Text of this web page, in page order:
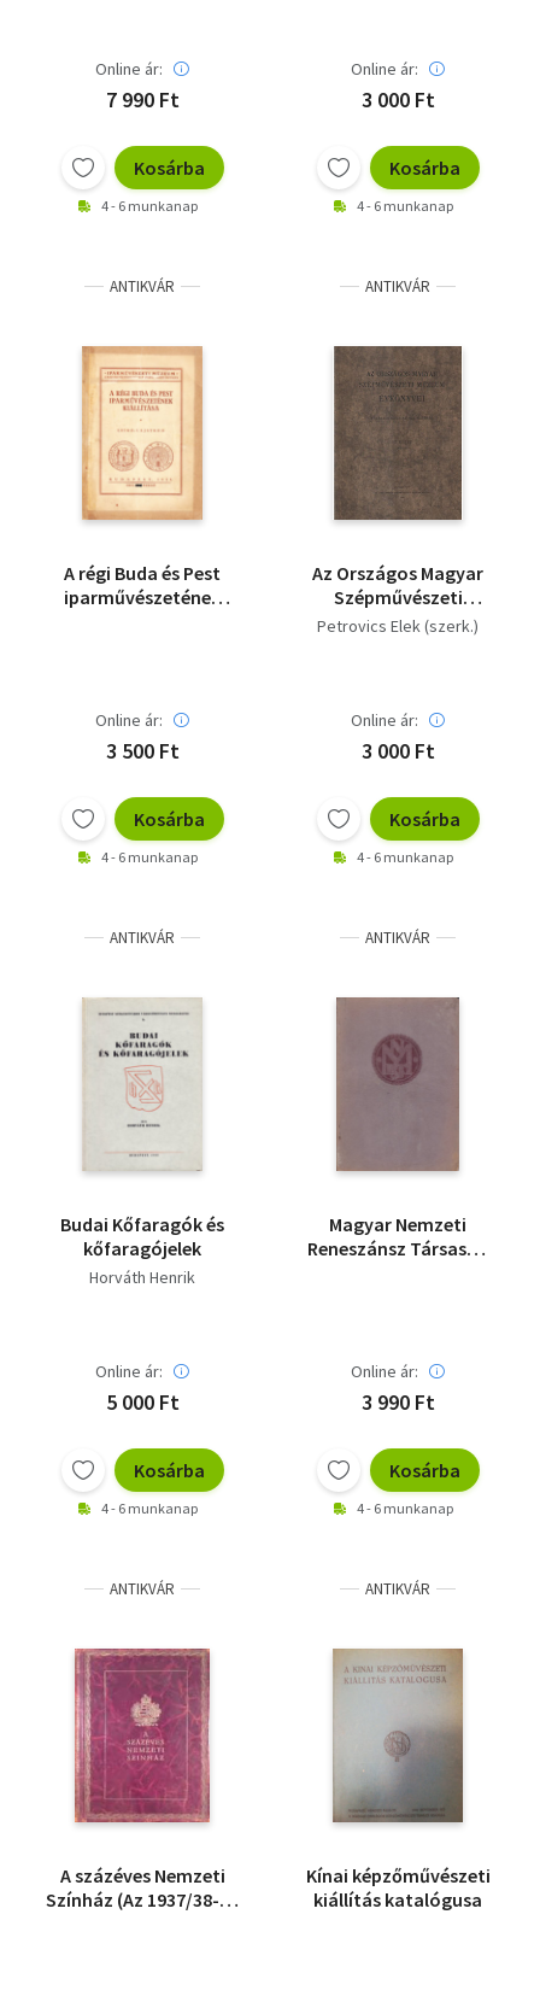
Online ár:
7 990 Ft
Kosárba
4 - 6 munkanap
Online ár:
3 000 Ft
Kosárba
4 - 6 munkanap
ANTIKVÁR
A régi Buda és Pest
iparművészetének
Online ár:
3 500 Ft
Kosárba
4 - 6 munkanap
ANTIKVÁR
Az Országos Magyar
Szépművészeti
Múzeum Évkönyvei III.
Petrovics Elek (szerk.)
Online ár:
3 000 Ft
Kosárba
4 - 6 munkanap
ANTIKVÁR
Budai Kőfaragók és
kőfaragójelek
Horváth Henrik
Online ár:
5 000 Ft
Kosárba
4 - 6 munkanap
ANTIKVÁR
Magyar Nemzeti
Reneszánsz Társaság
Online ár:
3 990 Ft
Kosárba
4 - 6 munkanap
ANTIKVÁR
A százéves Nemzeti
Színház (Az 1937/38-as
ANTIKVÁR
Kínai képzőművészeti
kiállítás katalógusa